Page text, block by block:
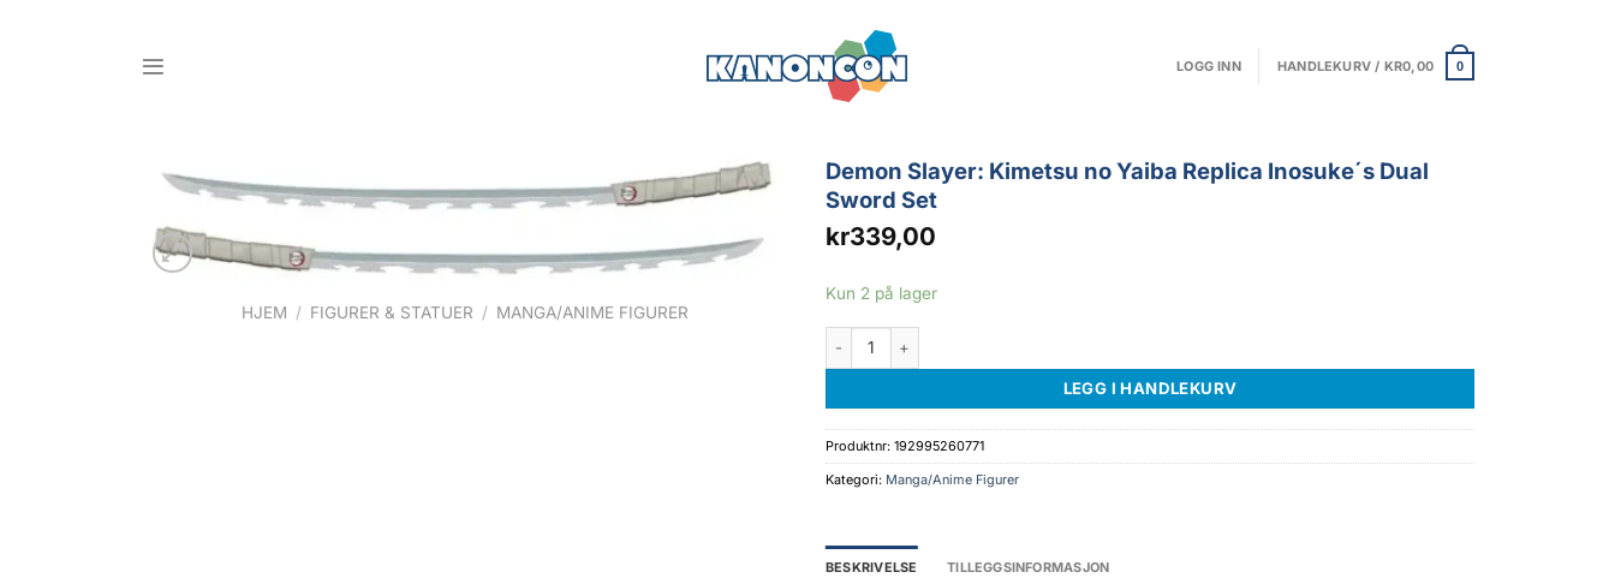
content
LOGG INN HANDLEKURV / KR0,00 0
HJEM / FIGURER & STATUER / MANGA/ANIME FIGURER
Demon Slayer: Kimetsu no Yaiba Replica Inosuke´s Dual
Sword Set
kr339,00
Kun 2 på lager
Demon Slayer: Kimetsu no Yaiba Replica Inosuke´s Dual Sword Set antall
LEGG I HANDLEKURV
Produktnr: 192995260771
Kategori: Manga/Anime Figurer
BESKRIVELSE TILLEGGSINFORMASJON